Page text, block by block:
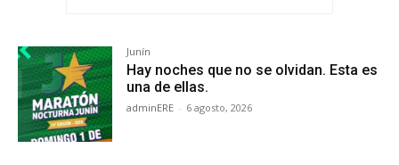
Junín
Hay noches que no se olvidan. Esta es
una de ellas.
adminERE - 6 agosto, 2026